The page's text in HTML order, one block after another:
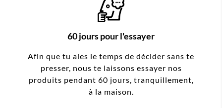
60 jours pour l'essayer
Afin que tu aies le temps de décider sans te
presser, nous te laissons essayer nos
produits pendant 60 jours, tranquillement,
à la maison.